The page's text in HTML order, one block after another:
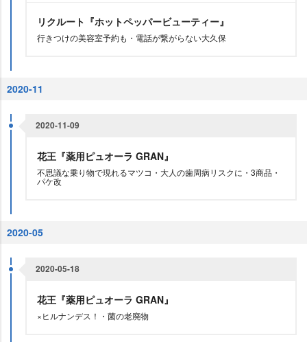
リクルート『ホットペッパービューティー』
行きつけの美容室予約も・電話が繋がらない大久保
2020-11
2020-11-09
花王『薬用ピュオーラ GRAN』
不思議な乗り物で現れるマツコ・大人の歯周病リスクに・3商品・
パケ改
2020-05
2020-05-18
花王『薬用ピュオーラ GRAN』
×ヒルナンデス！・菌の老廃物